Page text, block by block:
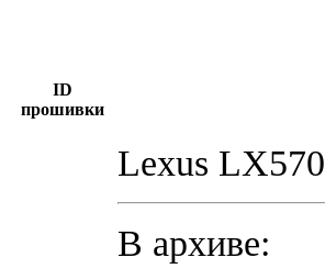
ID
прошивки
Lexus LX570
В архиве: